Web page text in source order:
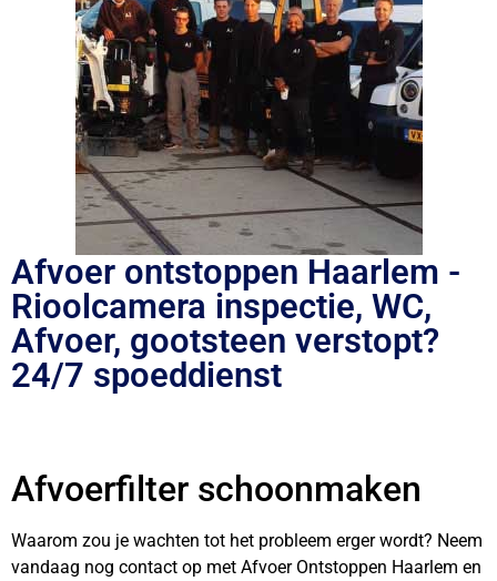
Afvoer ontstoppen Haarlem -
Rioolcamera inspectie, WC,
Afvoer, gootsteen verstopt?
24/7 spoeddienst
Afvoerfilter schoonmaken
Waarom zou je wachten tot het probleem erger wordt? Neem
vandaag nog contact op met Afvoer Ontstoppen Haarlem en